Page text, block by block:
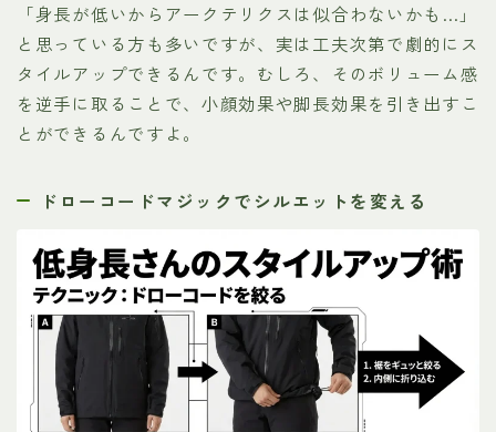
「身長が低いからアークテリクスは似合わないかも…」
と思っている方も多いですが、実は工夫次第で劇的にス
タイルアップできるんです。むしろ、そのボリューム感
を逆手に取ることで、小顔効果や脚長効果を引き出すこ
とができるんですよ。
ドローコードマジックでシルエットを変える